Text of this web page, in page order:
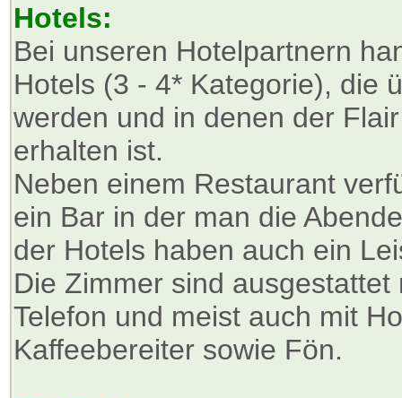
Hotels:
Bei unseren Hotelpartnern
Hotels (3 - 4* Kategorie), die
werden und in denen der
erhalten ist.
Neben einem Restaurant
ein Bar in der man die
der Hotels haben auch ein
Die Zimmer sind
Telefon und meist auch mit
Kaffeebereiter sowie Fön.